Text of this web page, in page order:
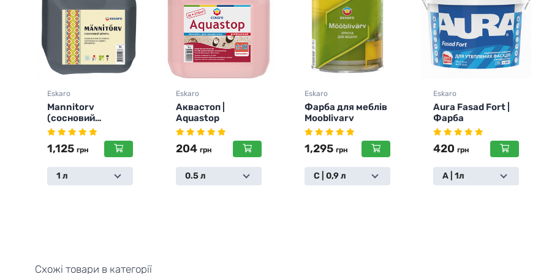
Eskaro
Аквастоп |
Aquastop
204 грн
0.5 л
Eskaro
Фарба для меблів
Mooblivarv
1,295 грн
С | 0,9 л
Eskaro
Aura Fasad Fort |
Фарба
420 грн
A | 1л
Eskaro
Aura Luxpro K&B
2,551
3,645
A | 10л
Схожі товари в категорії